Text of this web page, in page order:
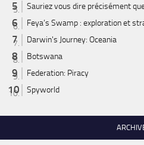
Sauriez vous dire précisément
Feya’s Swamp : exploration et
Darwin's Journey: Oceania
Botswana
Federation: Piracy
Spyworld